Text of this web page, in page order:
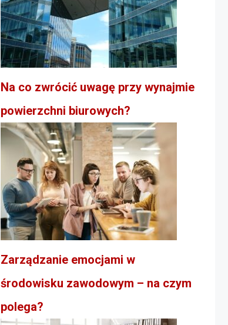
Na co zwrócić uwagę przy wynajmie
powierzchni biurowych?
Zarządzanie emocjami w
środowisku zawodowym – na czym
polega?